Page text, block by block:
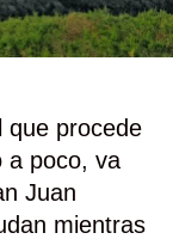
que procede
a poco, va
Juan
mientras